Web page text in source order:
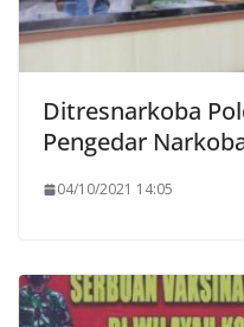
Ditresnarkoba
Pengedar
04/10/2021 14:05